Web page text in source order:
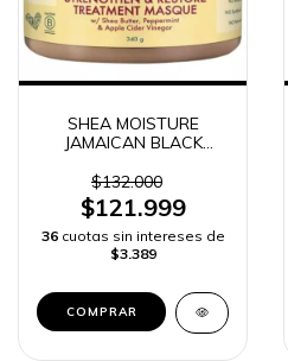
SHEA MOISTURE
JAMAICAN BLACK
MASCARILLA -
$132.000
$121.999
36 cuotas sin intereses de
$3.389